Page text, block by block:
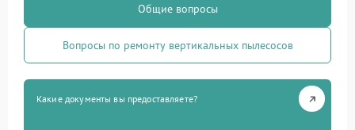
Общие вопросы
Вопросы по ремонту вертикальных пылесосов
Какие документы вы предоставляете?